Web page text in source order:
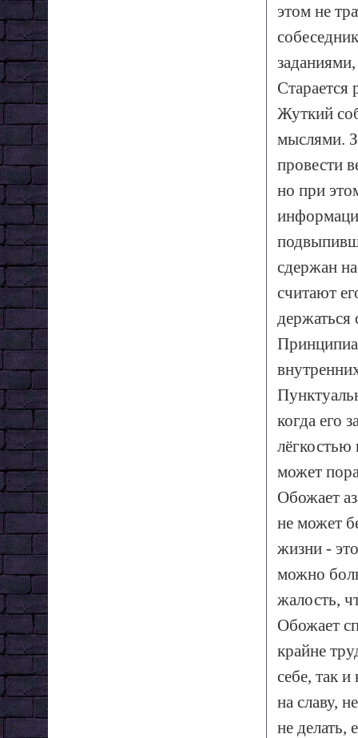
этом не
Старается
Жуткий
мыслями.
провести
но при
сдержан
считают
держаться
когда его
лёгкостью
может
Обожает
не может
жизни -
можно
жалость,
Обожает
крайне
себе, так
на славу,
не делать,